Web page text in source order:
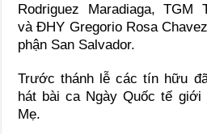
Rodriguez Maradiaga, TGM
và ĐHY Gregorio Rosa
phận San Salvador.
Trước thánh lễ các tín hữu
hát bài ca Ngày Quốc tế
Mẹ.